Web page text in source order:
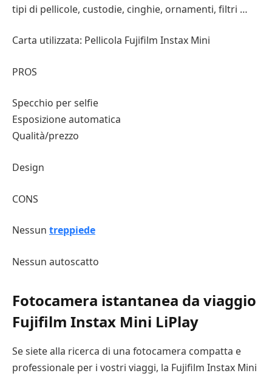
tipi di pellicole, custodie, cinghie, ornamenti, filtri …
Carta utilizzata: Pellicola Fujifilm Instax Mini
PROS
Specchio per selfie
Esposizione automatica
Qualità/prezzo
Design
CONS
Nessun treppiede
Nessun autoscatto
Fotocamera istantanea da viaggio
Fujifilm Instax Mini LiPlay
Se siete alla ricerca di una fotocamera compatta e
professionale per i vostri viaggi, la Fujifilm Instax Mini